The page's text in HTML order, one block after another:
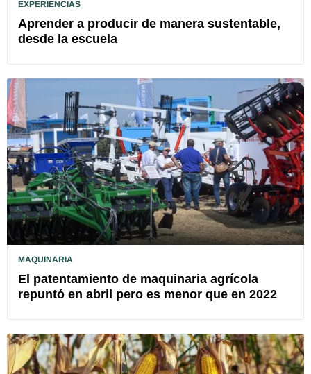
EXPERIENCIAS
Aprender a producir de manera sustentable,
desde la escuela
MAQUINARIA
El patentamiento de maquinaria agrícola
repuntó en abril pero es menor que en 2022